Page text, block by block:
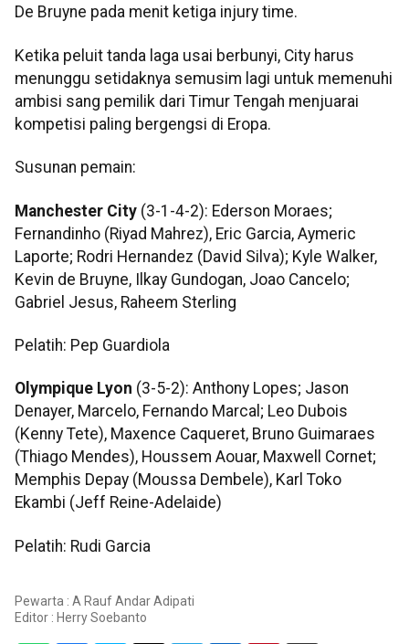
De Bruyne pada menit ketiga injury time.
Ketika peluit tanda laga usai berbunyi, City harus
menunggu setidaknya semusim lagi untuk memenuhi
ambisi sang pemilik dari Timur Tengah menjuarai
kompetisi paling bergengsi di Eropa.
Susunan pemain:
Manchester City (3-1-4-2): Ederson Moraes;
Fernandinho (Riyad Mahrez), Eric Garcia, Aymeric
Laporte; Rodri Hernandez (David Silva); Kyle Walker,
Kevin de Bruyne, Ilkay Gundogan, Joao Cancelo;
Gabriel Jesus, Raheem Sterling
Pelatih: Pep Guardiola
Olympique Lyon (3-5-2): Anthony Lopes; Jason
Denayer, Marcelo, Fernando Marcal; Leo Dubois
(Kenny Tete), Maxence Caqueret, Bruno Guimaraes
(Thiago Mendes), Houssem Aouar, Maxwell Cornet;
Memphis Depay (Moussa Dembele), Karl Toko
Ekambi (Jeff Reine-Adelaide)
Pelatih: Rudi Garcia
Pewarta : A Rauf Andar Adipati
Editor : Herry Soebanto